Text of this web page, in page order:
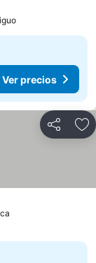
Ver precios
Compartir